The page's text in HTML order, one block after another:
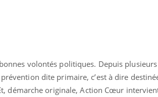
volontés politiques. Depuis
dite primaire, c’est à dire
démarche originale, Action Cœur